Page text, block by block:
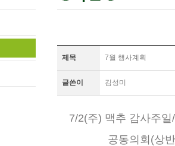
제목 7월 행사계획
글쓴이 김성미
7/2(주) 맥추 감사주일
공동의회(상반기